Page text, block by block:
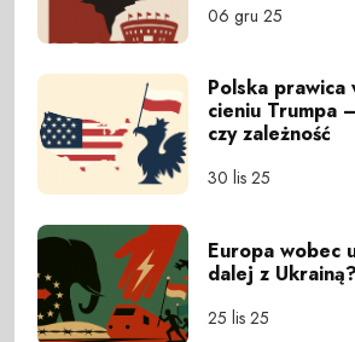
06 gru 25
Polska prawica
cieniu Trumpa
czy zależność
30 lis 25
Europa wobec
dalej z Ukrainą?
25 lis 25